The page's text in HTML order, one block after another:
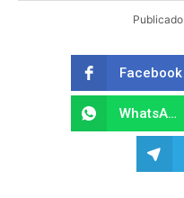
Publicado
Facebook
WhatsApp